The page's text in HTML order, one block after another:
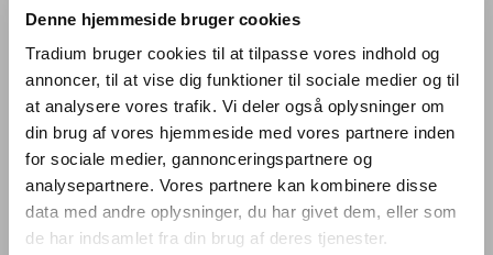
Denne hjemmeside bruger cookies
Tradium bruger cookies til at tilpasse vores indhold og
annoncer, til at vise dig funktioner til sociale medier og til
at analysere vores trafik. Vi deler også oplysninger om
din brug af vores hjemmeside med vores partnere inden
for sociale medier, gannonceringspartnere og
analysepartnere. Vores partnere kan kombinere disse
data med andre oplysninger, du har givet dem, eller som
de har indsamlet fra din brug af deres tjenester.
Zjakalen prøver murerfaget